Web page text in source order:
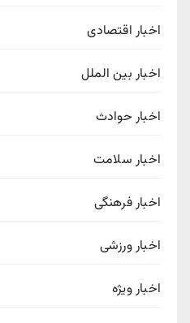
اخبار اقتصادی
اخبار بین الملل
اخبار حوادث
اخبار سلامت
اخبار فرهنگی
اخبار ورزشی
اخبار ویژه